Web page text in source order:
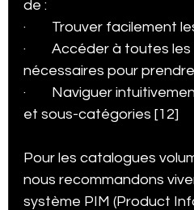
de :
·        Trouver
·        Accéder à toutes
nécessaires pour
·        Naviguer
et sous-catégories [12]
Pour les catalogues
nous recommandons
système PIM (Product